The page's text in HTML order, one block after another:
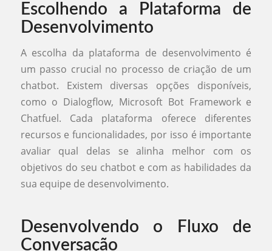
Escolhendo a Plataforma de
Desenvolvimento
A escolha da plataforma de desenvolvimento é
um passo crucial no processo de criação de um
chatbot. Existem diversas opções disponíveis,
como o Dialogflow, Microsoft Bot Framework e
Chatfuel. Cada plataforma oferece diferentes
recursos e funcionalidades, por isso é importante
avaliar qual delas se alinha melhor com os
objetivos do seu chatbot e com as habilidades da
sua equipe de desenvolvimento.
Desenvolvendo o Fluxo de
Conversação